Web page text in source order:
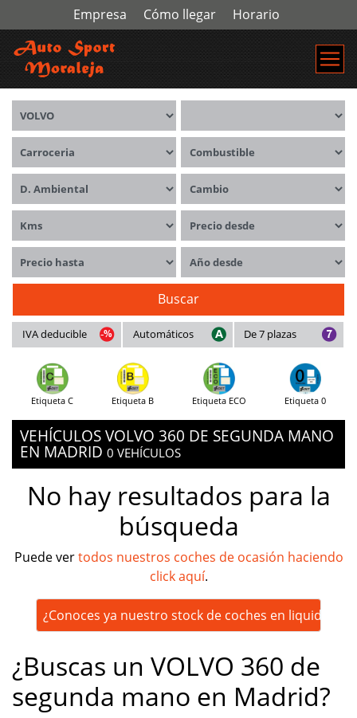
Empresa Cómo llegar Horario
Marca
Carrocerías Combustible
Distintivo ambiental Cambio
Kms Precio desde
Precio hasta Año desde
Buscar
IVA deducible Automáticos De 7 plazas
Etiqueta C Etiqueta B Etiqueta ECO Etiqueta 0
VEHÍCULOS VOLVO 360 DE SEGUNDA MANO
EN MADRID 0 VEHÍCULOS
No hay resultados para la
búsqueda
Puede vertodos nuestros coches de ocasión haciendo
click aquí.
¿Conoces ya nuestro stock de coches en
¿Buscas un VOLVO 360 de
segunda mano en Madrid?